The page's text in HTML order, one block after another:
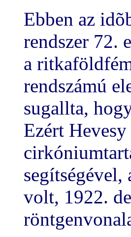
Ebben az
rendszer 72.
a
rendszámú
sugallta,
Ezért
segítségével,
volt, 1922.